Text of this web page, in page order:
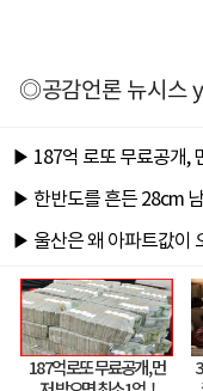
◎공감언론 뉴시스